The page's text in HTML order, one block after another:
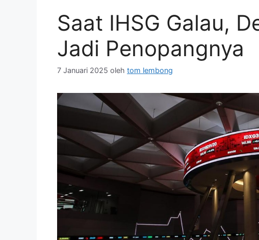
Saat IHSG Galau,
Jadi Penopangnya
7 Januari 2025 oleh tom lembong